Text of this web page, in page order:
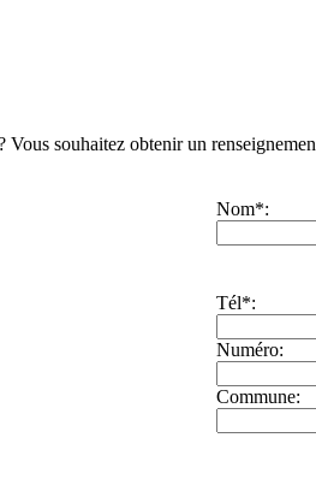
souhaitez obtenir un
Nom*:
Tél*:
Numéro:
Commune: